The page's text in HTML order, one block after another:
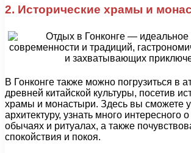
2. Исторические храмы и
В Гонконге также можно погрузиться в
древней китайской культуры, посетив
храмы и монастыри. Здесь вы сможете
архитектуру, узнать много интересного
обычаях и ритуалах, а также
спокойствия и покоя.